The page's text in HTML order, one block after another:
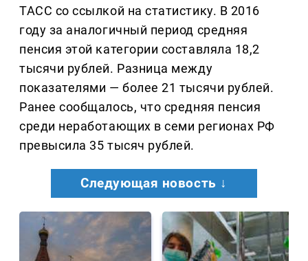
ТАСС со ссылкой на статистику. В 2016
году за аналогичный период средняя
пенсия этой категории составляла 18,2
тысячи рублей. Разница между
показателями — более 21 тысячи рублей.
Ранее сообщалось, что средняя пенсия
среди неработающих в семи регионах РФ
превысила 35 тысяч рублей.
Следующая новость ↓